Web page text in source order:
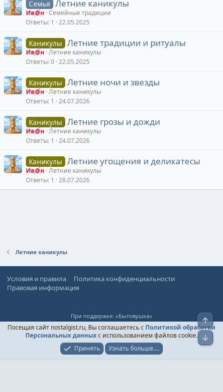
Семья Летние каникулы
Ив@н Семейные традиции
Ответы 1 22.05.2025
Каникулы Летние традиции и ритуалы
Ив@н Летние каникулы
Ответы 0 22.05.2025
Каникулы Летние ночи и звезды
Ив@н Летние каникулы
Ответы 1 24.07.2026
Каникулы Летние грозы и дожди
Ив@н Летние каникулы
Ответы 1 24.07.2026
Каникулы Летние угощения и деликатесы
Ив@н Летние каникулы
Ответы 1 28.07.2026
Летние каникулы
Условия и правила
Политика конфиденциальности
Правовая информация
При поддержке: «Бытовушка»
© Ностальгист, 2024-2026
Посещая сайт nostalgist.ru, Вы соглашаетесь с Политикой обработки
Персональных данныхс использованием файлов cookie.
Принять
Узнать больше....
Верх